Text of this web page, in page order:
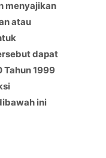
menyajikan
atau
dapat
Tahun 1999
ini